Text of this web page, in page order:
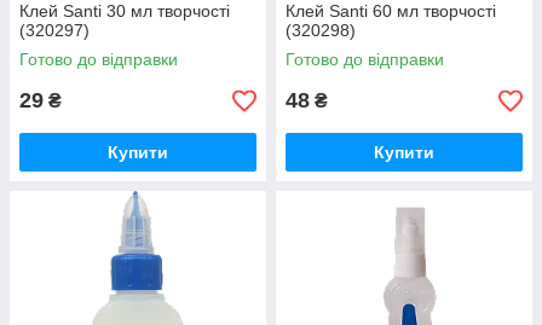
Клей Santi 30 мл творчості
(320297)
Готово до відправки
29 ₴
Купити
Клей Santi 60 мл творчості
(320298)
Готово до відправки
48 ₴
Купити